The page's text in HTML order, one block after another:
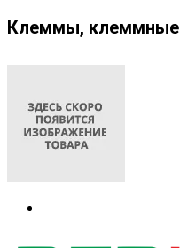
Клеммы, клеммные